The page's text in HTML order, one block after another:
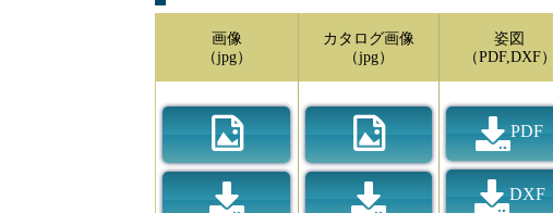
画像
（jpg）
カタログ画像
（jpg）
姿図
（PDF,DXF）
PDF
DXF